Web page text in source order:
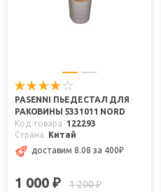
PASENNI ПЬЕДЕСТАЛ ДЛЯ
РАКОВИНЫ 5331011 NORD
Код товара
122293
Страна
Китай
доставим 8.08 за 400₽
1 000 ₽ 1 200₽